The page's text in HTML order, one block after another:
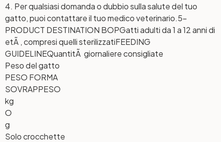
4. Per qualsiasi domanda o dubbio sulla salute del tuo
gatto, puoi contattare il tuo medico veterinario.5-
PRODUCT DESTINATION BOPGatti adulti da 1 a 12 anni di
etÃ , compresi quelli sterilizzatiFEEDING
GUIDELINEQuantitÃ giornaliere consigliate
Peso del gatto
PESO FORMA
SOVRAPPESO
kg
O
g
Solo crocchette